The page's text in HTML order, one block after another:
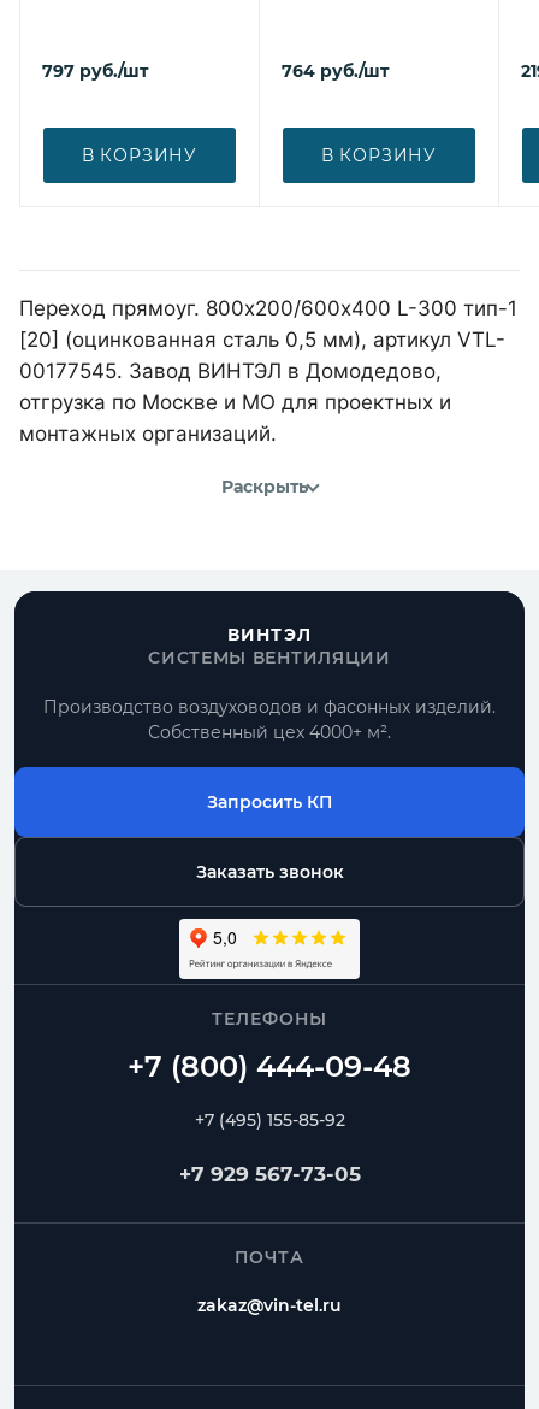
797 руб./шт
В КОРЗИНУ
764 руб./шт
В КОРЗИНУ
Переход прямоуг. 800х200/600х400 L-300 тип-1
[20] (оцинкованная сталь 0,5 мм), артикул VTL-
00177545. Завод ВИНТЭЛ в Домодедово,
отгрузка по Москве и МО для проектных и
монтажных организаций.
Раскрыть
ВИНТЭЛ
СИСТЕМЫ ВЕНТИЛЯЦИИ
Производство воздуховодов и фасонных изделий.
Собственный цех 4000+ м².
Запросить КП
Заказать звонок
ТЕЛЕФОНЫ
+7 (495) 155-85-92
+7 929 567-73-05
ПОЧТА
zakaz@vin-tel.ru